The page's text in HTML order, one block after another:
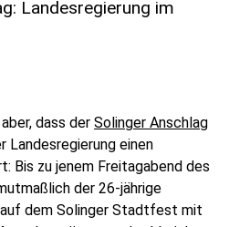
Landesregierung im
dass der Solinger Anschlag
Landesregierung einen
Bis zu jenem Freitagabend des
der 26-jährige
dem Solinger Stadtfest mit